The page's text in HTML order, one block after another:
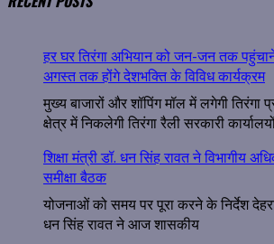
हर घर तिरंगा अभियान को जन-जन तक
अगस्त तक होंगे देशभक्ति के विविध कार्यक्रम
मुख्य बाजारों और शॉपिंग मॉल में लगेगी तिरंगा
क्षेत्र में निकलेगी तिरंगा रैली सरकारी
शिक्षा मंत्री डॉ. धन सिंह रावत ने विभागीय
समीक्षा बैठक
योजनाओं को समय पर पूरा करने के निर्देश
धन सिंह रावत ने आज शासकीय